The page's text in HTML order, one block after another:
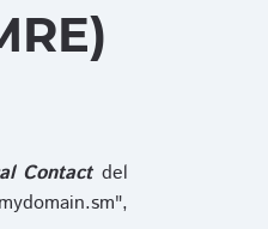
Contactdel